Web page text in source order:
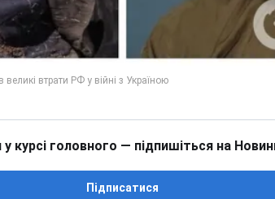
курсі головного — підпишіться на
Підписатися